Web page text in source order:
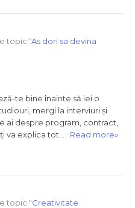
topic "As dori sa devina
te bine înainte să iei o
mergi la interviuri și
ai despre program, contract,
va explica tot… Read more»
topic "Creativitate